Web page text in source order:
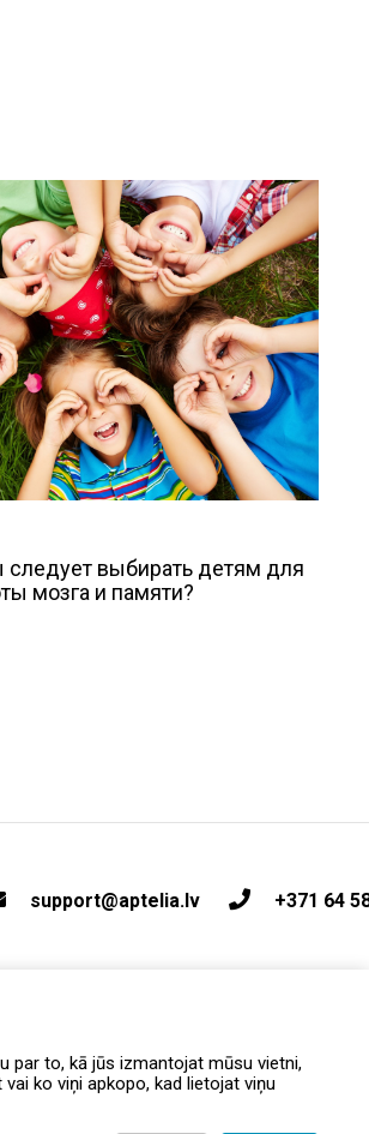
par to, kā jūs izmantojat mūsu vietni,
ko viņi apkopo, kad lietojat viņu
следует выбирать детям для
мозга и памяти?
support@aptelia.lv +371 64